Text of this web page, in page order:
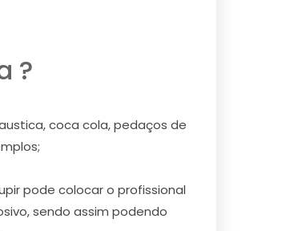
?
coca cola, pedaços de
pode colocar o profissional
sendo assim podendo